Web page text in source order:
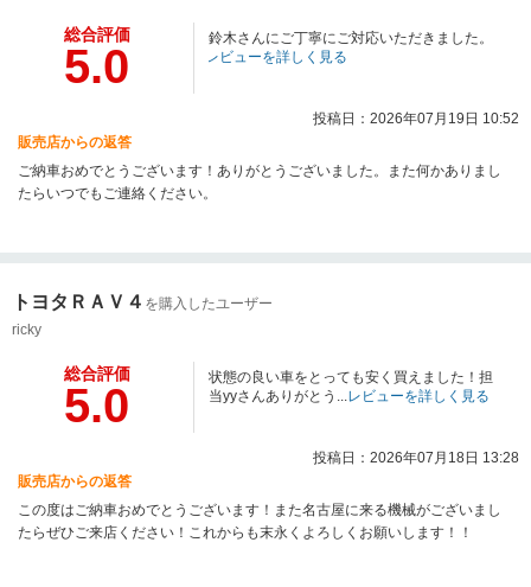
総合評価
5.0
鈴木さんにご丁寧にご対応いただきました。
レビューを詳しく見る
投稿日：2026年07月19日 10:52
販売店からの返答
ご納車おめでとうございます！ありがとうございました。また何かありまし
たらいつでもご連絡ください。
トヨタＲＡＶ４ を購入したユーザー
ricky
総合評価
5.0
状態の良い車をとっても安く買えました！担
当yyさんありがとう...レビューを詳しく見る
投稿日：2026年07月18日 13:28
販売店からの返答
この度はご納車おめでとうございます！また名古屋に来る機械がございまし
たらぜひご来店ください！これからも末永くよろしくお願いします！！